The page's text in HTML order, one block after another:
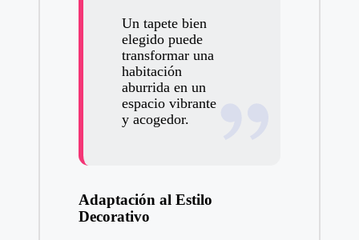
Un tapete bien
elegido puede
transformar una
habitación
aburrida en un
espacio vibrante
y acogedor.
Adaptación al Estilo
Decorativo